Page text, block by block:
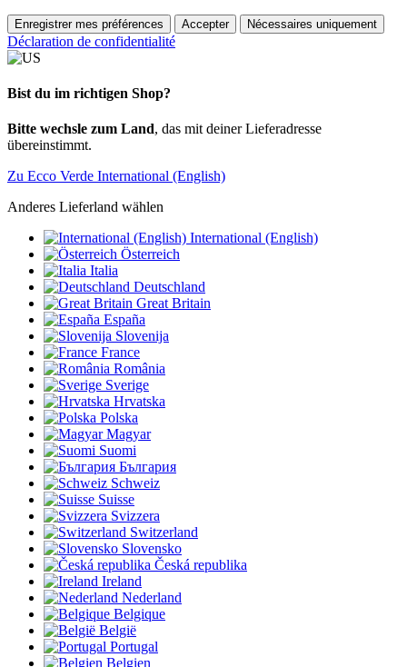
Enregistrer mes préférences Accepter Nécessaires uniquement
Déclaration de confidentialité
Bist du im richtigen Shop?
Bitte wechsle zum Land, das mit deiner Lieferadresse
übereinstimmt.
Zu Ecco Verde International (English)
Anderes Lieferland wählen
International (English)
Österreich
Italia
Deutschland
Great Britain
España
Slovenija
France
România
Sverige
Hrvatska
Polska
Magyar
Suomi
България
Schweiz
Suisse
Svizzera
Switzerland
Slovensko
Česká republika
Ireland
Nederland
Belgique
België
Portugal
Belgien